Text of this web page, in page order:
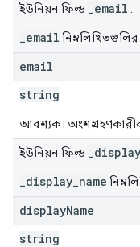
ইউনিয়ন ফিল্ড _email
_email
email
string
আবশ্যক। অংশগ্রহণকারীর
ইউনিয়ন ফিল্ড
_display_name
displayName
string